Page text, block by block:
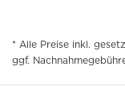
* Alle Preise inkl.
ggf.